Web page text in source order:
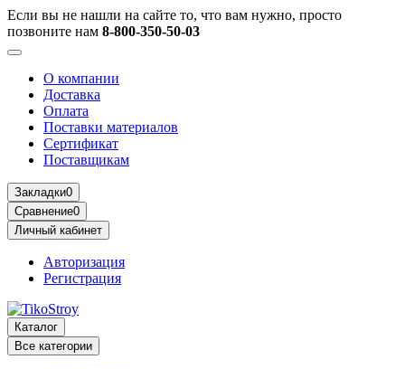
Если вы не нашли на сайте то, что вам нужно, просто
позвоните нам 8-800-350-50-03
О компании
Доставка
Оплата
Поставки материалов
Сертификат
Поставщикам
Закладки0
Сравнение0
Личный кабинет
Авторизация
Регистрация
Каталог
Все категории